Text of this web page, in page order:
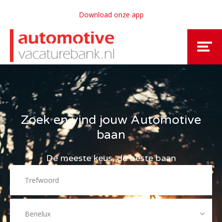
Download onze app
Zoek en vind jouw Automotive
baan
De meeste keus, de beste baan